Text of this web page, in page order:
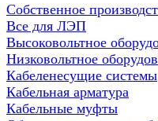
Собственное
Все для ЛЭП
Высоковольтное
Низковольтное
Кабеленесущие системы
Кабельная арматура
Кабельные муфты